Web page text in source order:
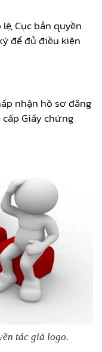
Cục bản quyền
để đủ điều kiện
nhận hồ sơ đăng
cấp Giấy chứng
tác giả logo.